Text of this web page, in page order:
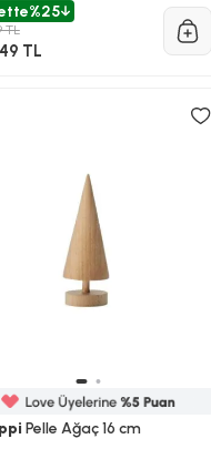
%25
TL
TL
Pelle Ağaç 16 cm